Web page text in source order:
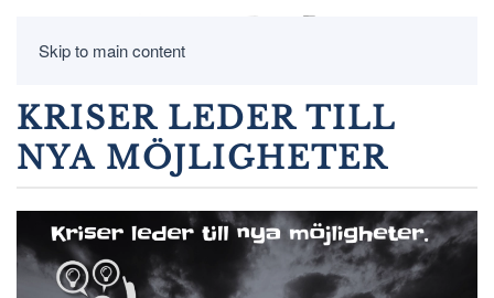
Skip to main content
KRISER LEDER TILL
NYA MÖJLIGHETER